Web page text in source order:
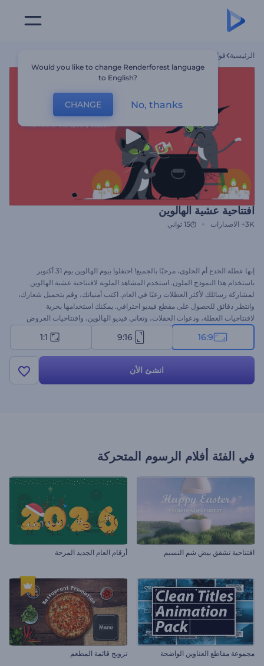
الرئيسية قوالب
افتتاحية عشية الهالوين
3K+ الاصدارات 15 ثواني
إنها عطلة الخدع أم الحلوى، مرحبًا بالجميع! احتفلوا بيوم الهالوين يوم 31 أكتوبر
باستخدام هذا النموذج الملون. استخدم المشاهد الملونة لافتتاحية عشية الهالوين
لمشاركة رسائلك لأكثر العطلات رعبًا في العام. اكتب أمنياتك، وقم بتحميل شعارك،
وانتظر دقائق للحصول على مقطع فيديو احترافي. يمكنك استخدامها بحرية
لافتتاحيات العطلة، ودعوات الحفلات، وتعاني فيديو الهالوين، وافتتاحيات العروض
التقديمية، وغيرها الكثير من المشروعات. جرب الآن!
16:9
9:16
1:1
انشئ الأن
في الفئة أفلام الرسوم المتحركة
افتتاحية تشقق بيض شم النسيم أرقام العام الجديد المرحة
مجموعة مقاطع العناوين الواضحة ترويج قائمة المطعم
Would you like to change Renderforest language
to English?
CHANGE No, thanks